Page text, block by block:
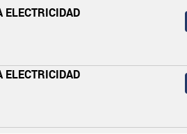
ELECTRICIDAD
ELECTRICIDAD